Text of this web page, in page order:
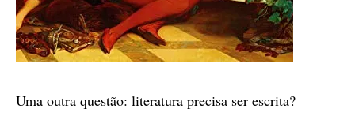
Uma outra questão: literatura precisa ser escrita?